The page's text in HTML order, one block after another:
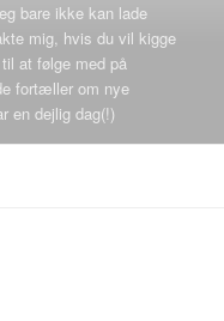
bare ikke kan lade
mig, hvis du vil kigge
at følge med på
fortæller om nye
en dejlig dag(!)